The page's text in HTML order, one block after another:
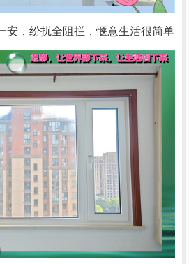
安，纷扰全阻拦，惬意生活很简单